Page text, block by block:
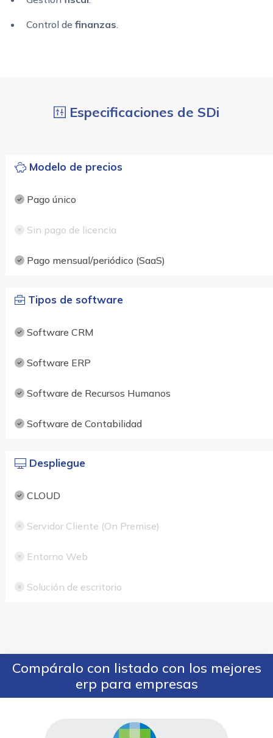
Control de finanzas.
Especificaciones de SDi
Modelo de precios
Pago único
Sin pago de licencia
Pago mensual/periódico (SaaS)
Tipos de software
Software CRM
Software ERP
Software de Recursos Humanos
Software de Contabilidad
Despliegue
CLOUD
Servidor Cliente (On Premise)
Entorno Web
Solución de escritorio
Compáralo con listado con los mejores
erp para empresas